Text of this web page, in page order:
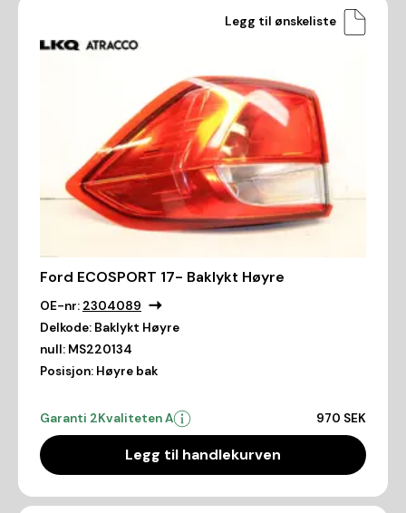
Legg til ønskeliste
Ford ECOSPORT 17- Baklykt Høyre
OE-nr: 2304089
Delkode: Baklykt Høyre
null: MS220134
Posisjon: Høyre bak
Garanti 2Kvaliteten A 970 SEK
Legg til handlekurven